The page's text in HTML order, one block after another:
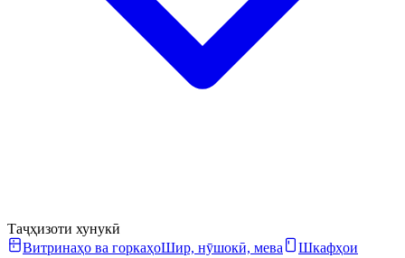
Таҷҳизоти хунукӣ
Витринаҳо ва горкаҳоШир, нӯшокӣ, мева
Шкафҳои